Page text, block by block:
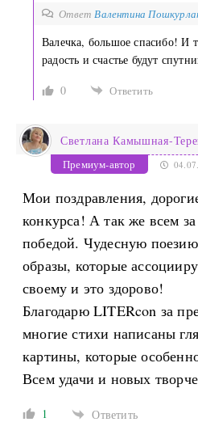
ОтветВалентина
Валечка, большое спасибо! И
радость и счастье будут
0
Ответить
Светлана Камышная-
Премиум-автор
Мои поздравления,
конкурса! А так же всем
победой. Чудесную
образы, которые
своему и это здорово!
Благодарю LITERcon за
многие стихи написаны
картины, которые
Всем удачи и новых
1 Ответить